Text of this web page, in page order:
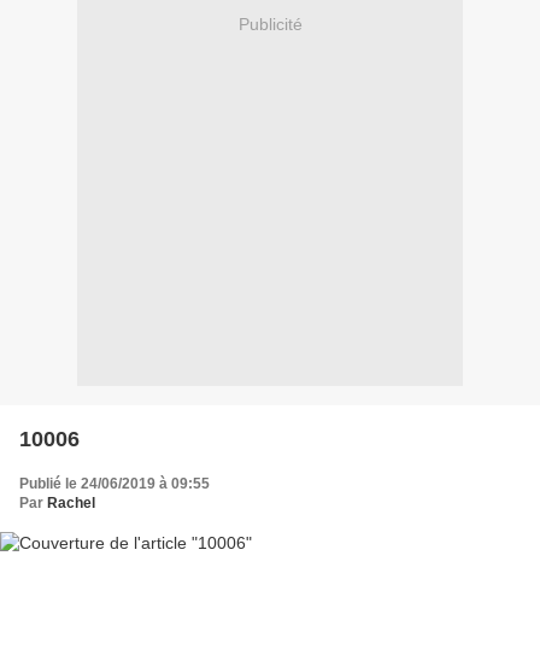
Publicité
10006
Publié le 24/06/2019 à 09:55
Par Rachel